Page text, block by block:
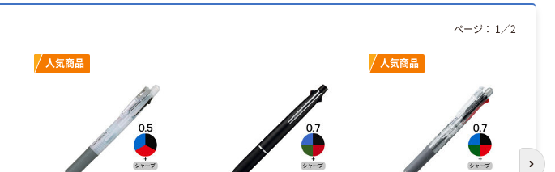
人気商品 人気商品
ページ： 1 ／2